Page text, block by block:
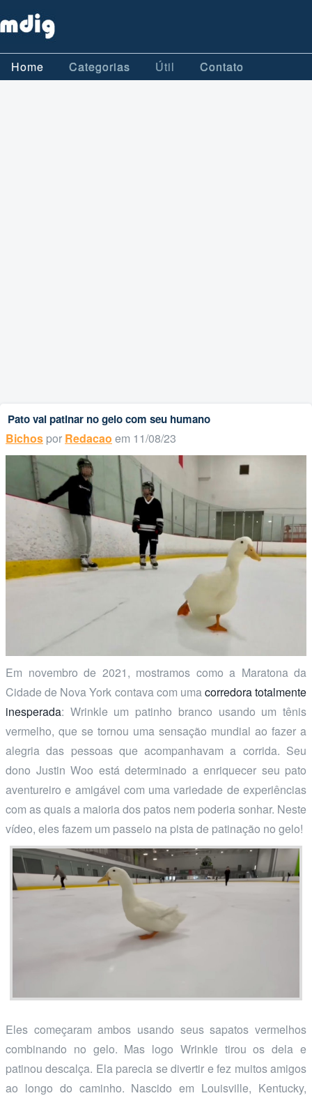
Home Categorias Útil Contato
Pato vai patinar no gelo com seu humano
Bichos por Redacao em 11/08/23
Em novembro de 2021, mostramos como a Maratona da
Cidade de Nova York contava com umacorredora totalmente
inesperada: Wrinkle um patinho branco usando um tênis
vermelho, que se tornou uma sensação mundial ao fazer a
alegria das pessoas que acompanhavam a corrida. Seu
dono Justin Woo está determinado a enriquecer seu pato
aventureiro e amigável com uma variedade de experiências
com as quais a maioria dos patos nem poderia sonhar. Neste
vídeo, eles fazem um passeio na pista de patinação no gelo!
Eles começaram ambos usando seus sapatos vermelhos
combinando no gelo. Mas logo Wrinkle tirou os dela e
patinou descalça. Ela parecia se divertir e fez muitos amigos
ao longo do caminho. Nascido em Louisville, Kentucky,